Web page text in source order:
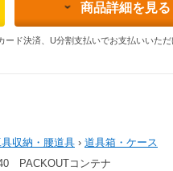
商品詳細を見る
ド決済、U分割支払いでお支払いいた
収納・腰道具 › 道具箱・ケース
PACKOUTコンテナ